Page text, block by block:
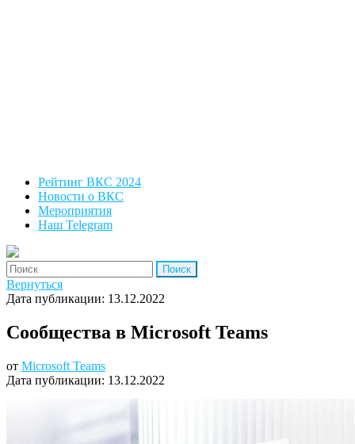
Рейтинг ВКС 2024
Новости о ВКС
Мероприятия
Наш Telegram
'Найти:
Вернуться
Дата публикации: 13.12.2022
Сообщества в Microsoft Teams
от Microsoft Teams
Дата публикации: 13.12.2022